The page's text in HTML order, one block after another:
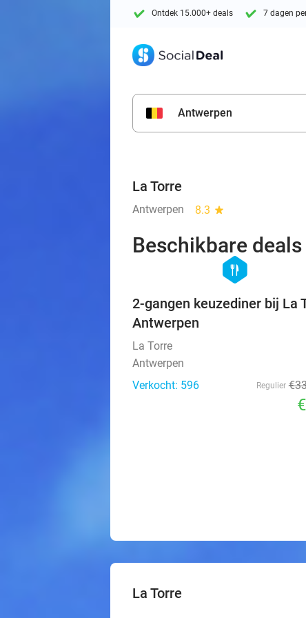
Ontdek 15.000+ deals 7 dagen
Antwerpen
La Torre
Antwerpen 8.3 star
Beschikbare deals
hexagon
food
2-gangen keuzediner bij La
Antwerpen
La Torre
Antwerpen
Verkocht: 596
Regulier
La Torre